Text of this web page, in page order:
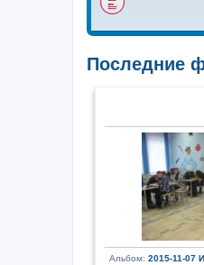
Последние
Альбом: 2015-11-07